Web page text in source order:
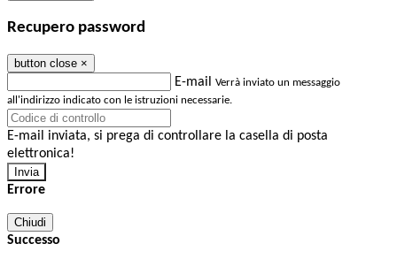
Recupero password
button close ×
E-mail Verrà inviato un messaggio
all'indirizzo indicato con le istruzioni necessarie.
E-mail inviata, si prega di controllare la casella di posta
elettronica!
Errore
Chiudi
Successo